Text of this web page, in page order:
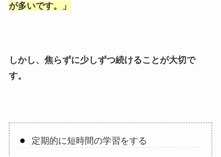
が多いです。
」
しかし、焦らずに少しずつ続けることが大切で
す。
定期的に短時間の学習をする